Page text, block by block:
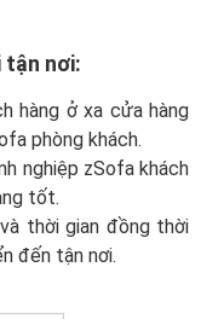
tận nơi:
hàng ở xa cửa hàng
phòng khách.
nghiệp zSofa khách
tốt.
thời gian đồng thời
đến tận nơi.